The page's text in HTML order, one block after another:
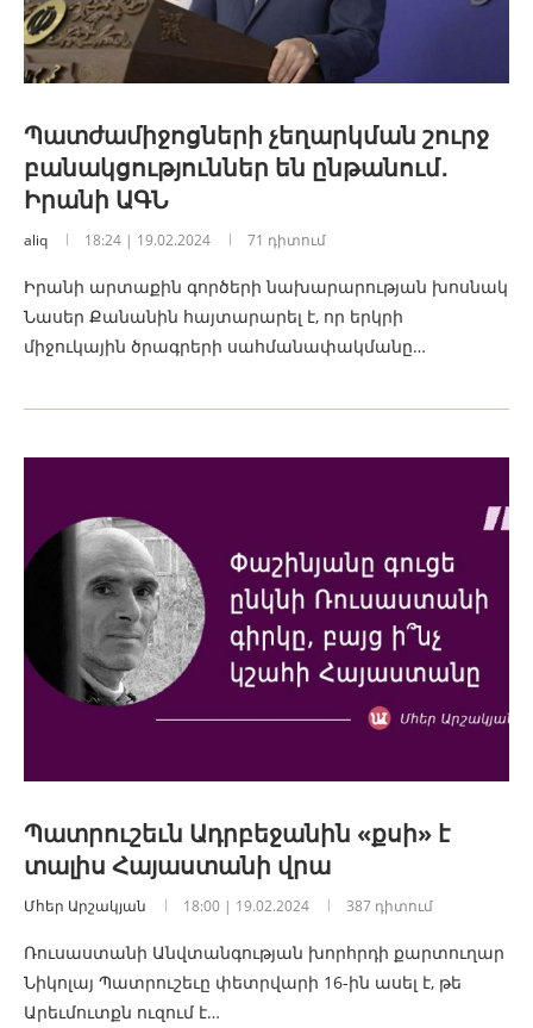
Պատժամիջոցների չեղարկման շուրջ
բանակցություններ են ընթանում․
Իրանի ԱԳՆ
aliq 18:24 | 19.02.2024 71 դիտում
Իրանի արտաքին գործերի նախարարության խոսնակ
Նասեր Քանանին հայտարարել է, որ երկրի
միջուկային ծրագրերի սահմանափակմանը…
Պատրուշեւն Ադրբեջանին «քսի» է
տալիս Հայաստանի վրա
Մհեր Արշակյան 18:00 | 19.02.2024 387 դիտում
Ռուսաստանի Անվտանգության խորհրդի քարտուղար
Նիկոլայ Պատրուշեւը փետրվարի 16-ին ասել է, թե
Արեւմուտքն ուզում է…